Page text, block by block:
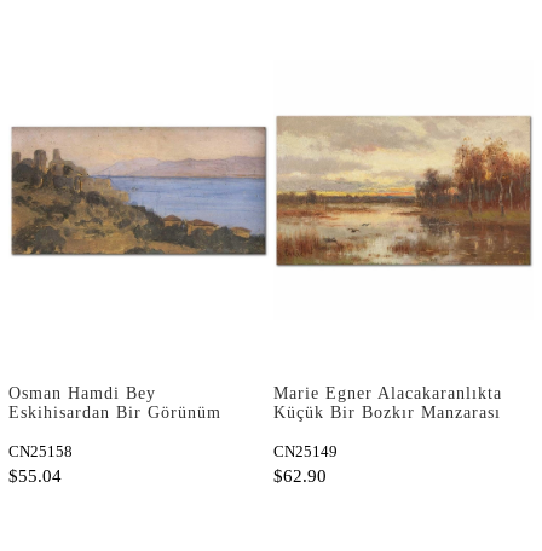
Osman Hamdi Bey
Eskihisardan Bir Görünüm
CN25158
$55.04
Marie Egner Alacakaranlıkta
Küçük Bir Bozkır Manzarası
CN25149
$62.90